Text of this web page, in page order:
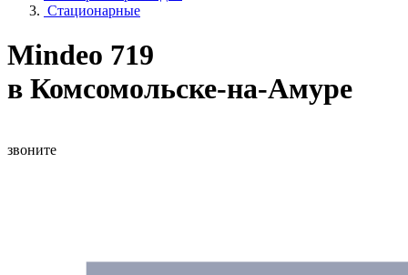
Стационарные
Mindeo 719
в Комсомольске-на-Амуре
звоните